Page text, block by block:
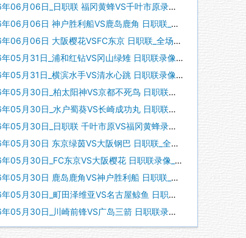
月06日_日职联 福冈黄蜂VS千叶市原录像_全场录像【视频集锦】
月06日 神户胜利船VS鹿岛鹿角 日职联_全场录像【视频集锦】
06月06日 大阪樱花VSFC东京 日职联_全场录像【全场回放】
月31日_浦和红钻VS冈山绿雉 日职联录像_全场录像【全场回放】
月31日_横滨水手VS清水心跳 日职联录像_高清录像【全场回放】
月30日_柏太阳神VS京都不死鸟 日职联录像_全场录像【高清回放】
月30日_水户蜀葵VS长崎成功丸 日职联录像_全场录像【全场回放】
月30日_日职联 千叶市原VS福冈黄蜂录像_全场录像【高清回放】
月30日 东京绿茵VS大阪钢巴 日职联_全场录像【视频集锦】
月30日_FC东京VS大阪樱花 日职联录像_全场录像【全场回放】
月30日 鹿岛鹿角VS神户胜利船 日职联_全场录像【视频集锦】
月30日_町田泽维亚VS名古屋鲸鱼 日职联录像_全场录像【全场回放】
月30日_川崎前锋VS广岛三箭 日职联录像_全场录像【高清回放】